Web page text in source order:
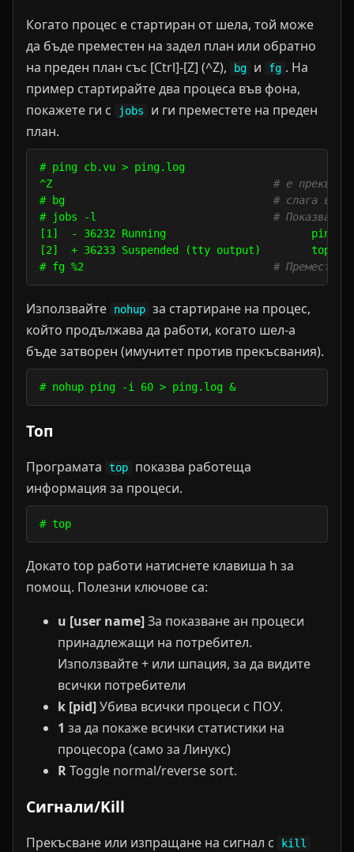
Когато процес е стартиран от шела, той може
да бъде преместен на задел план или обратно
на преден план със [Ctrl]-[Z] (^Z),
bg и fg . На
пример стартирайте два процеса във фона,
покажете ги с
jobs
и ги преместете на преден
план.
# ping cb.vu > ping.log
^Z # е
# bg # слага във
# jobs -l # Показва
[1]  - 36232 Running                       ping
[2]  + 36233 Suspended (tty output)        top
# fg %2 # Премества
Използвайте nohup за стартиране на процес,
който продължава да работи, когато шел-а
бъде затворен (имунитет против прекъсвания).
Топ
Програмата top
показва работеща
информация за процеси.
# top
Докато top работи натиснете клавиша h за
помощ. Полезни ключове са:
u [user name]За показване ан процеси
принадлежащи на потребител.
Използвайте + или шпация, за да видите
всички потребители
k [pid]Убива всички процеси с ПОУ.
1 за да покаже всички статистики на
процесора (само за Линукс)
RToggle normal/reverse sort.
Сигнали/Kill
Прекъсване или изпращане на сигнал с kill